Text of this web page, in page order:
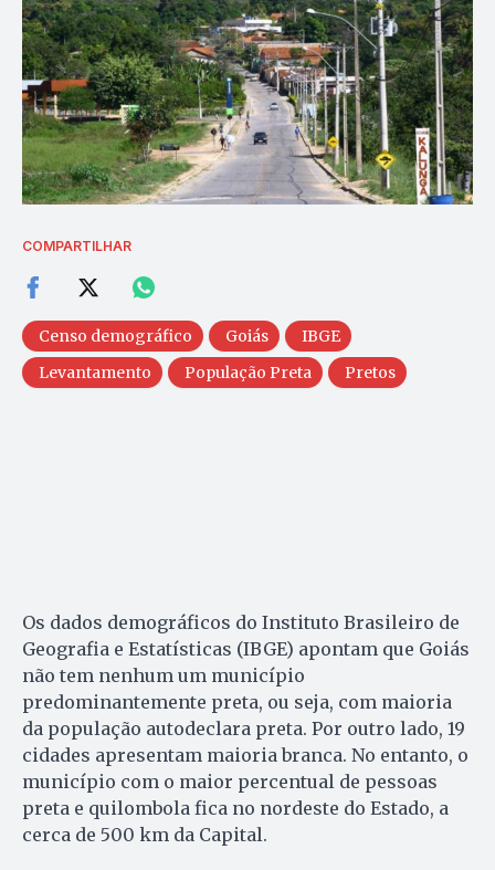
COMPARTILHAR
Censo demográfico Goiás
IBGE
Levantamento
População Preta Pretos
Os dados demográficos do Instituto Brasileiro de
Geografia e Estatísticas (IBGE) apontam que Goiás
não tem nenhum um município
predominantemente preta, ou seja, com maioria
da população autodeclara preta. Por outro lado, 19
cidades apresentam maioria branca. No entanto, o
município com o maior percentual de pessoas
preta e quilombola fica no nordeste do Estado, a
cerca de 500 km da Capital.